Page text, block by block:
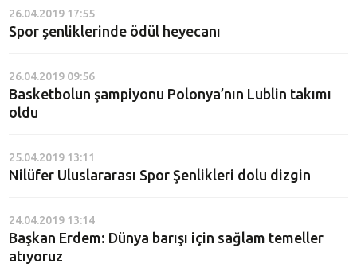
26.04.2019 17:55
Spor şenliklerinde ödül heyecanı
26.04.2019 09:56
Basketbolun şampiyonu Polonya’nın Lublin takımı
oldu
25.04.2019 13:11
Nilüfer Uluslararası Spor Şenlikleri dolu dizgin
24.04.2019 13:14
Başkan Erdem: Dünya barışı için sağlam temeller
atıyoruz